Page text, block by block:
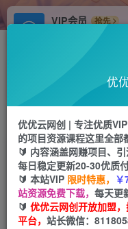
VIP会员
抢先
免费下载全站资源
站长V：hu91275
首页 冒泡网 正文
出售圣诞节主题
元以上
优优云网创
2年前发布
优
优优云网创 | 专注优质
的项目资源课程这里全部
🔰 内容涵盖网赚项目、
每日稳定更新20-30优质
🔰 本站VIP 限时特惠， ￥
站资源免费下载， 每天更
🔰 优优云网创开放加盟
平台， 站长微信：